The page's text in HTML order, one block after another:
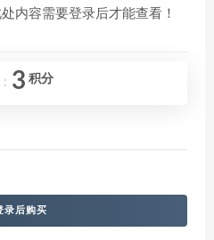
内容需要登录后才能查看！
3 积分
录后购买